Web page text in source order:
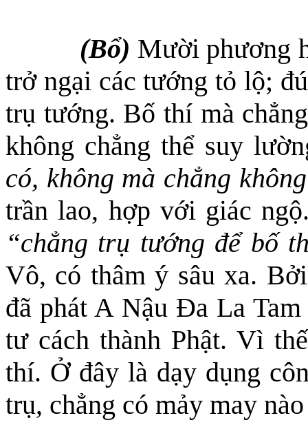
(Bổ) Mười phương
trở ngại các tướng tỏ lộ;
trụ tướng. Bố thí mà c
không chẳng thể suy
có, không mà chẳng
trần lao, hợp với giác
“chẳng trụ tướng để bố
Vô, có thâm ý sâu xa.
đã phát A Nậu Đa La
tư cách thành Phật. Vì
thí. Ở đây là dạy dụng
trụ, chẳng có mảy may